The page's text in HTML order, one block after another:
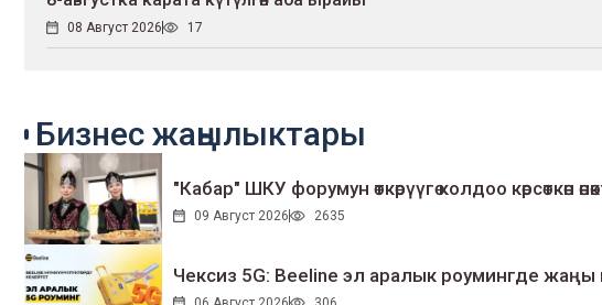
08 Август 2026 17
Бизнес жаңылыктары
"Кабар" ШКУ форумун өткөрүүгө колдоо көрсөткөн
09 Август 2026 2635
Чексиз 5G: Beeline эл аралык роумингде